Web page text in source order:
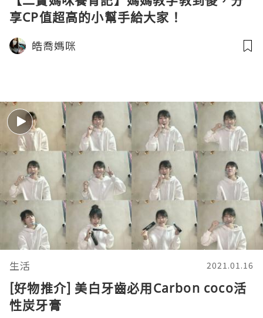
享CP值超高的小幫手給大家！
皓喬媽咪
生活 2021.01.16
[好物推介] 美白牙齒必用Carbon coco活
性炭牙膏